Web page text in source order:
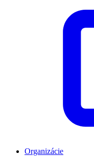
Organizácie